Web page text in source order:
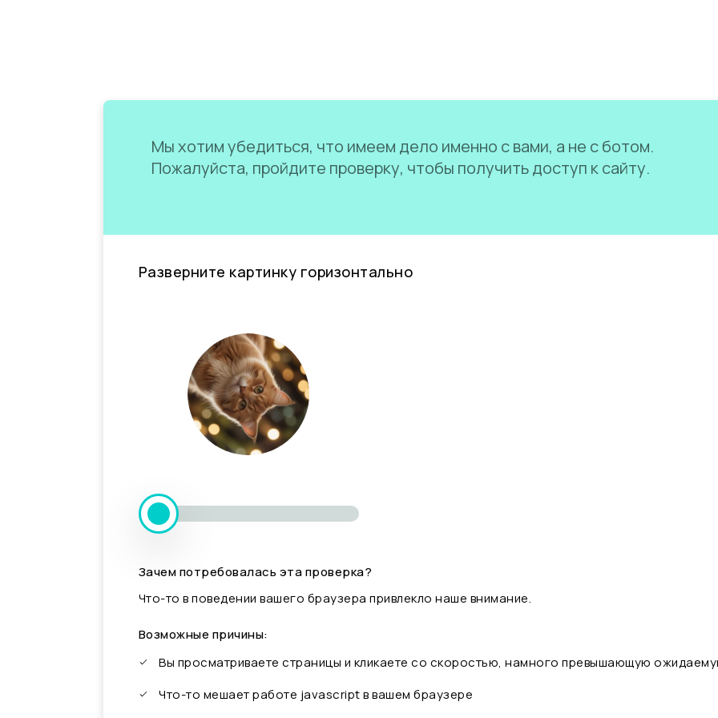
Мы хотим убедиться, что имеем дело именно с вами, а не с ботом.
Пожалуйста, пройдите проверку, чтобы получить доступ к сайту.
Разверните картинку горизонтально
Зачем потребовалась эта проверка?
Что-то в поведении вашего браузера привлекло наше внимание.
Возможные причины:
Вы просматриваете страницы и кликаете со скоростью, намного превышающую
Что-то мешает работе javascript в вашем браузере